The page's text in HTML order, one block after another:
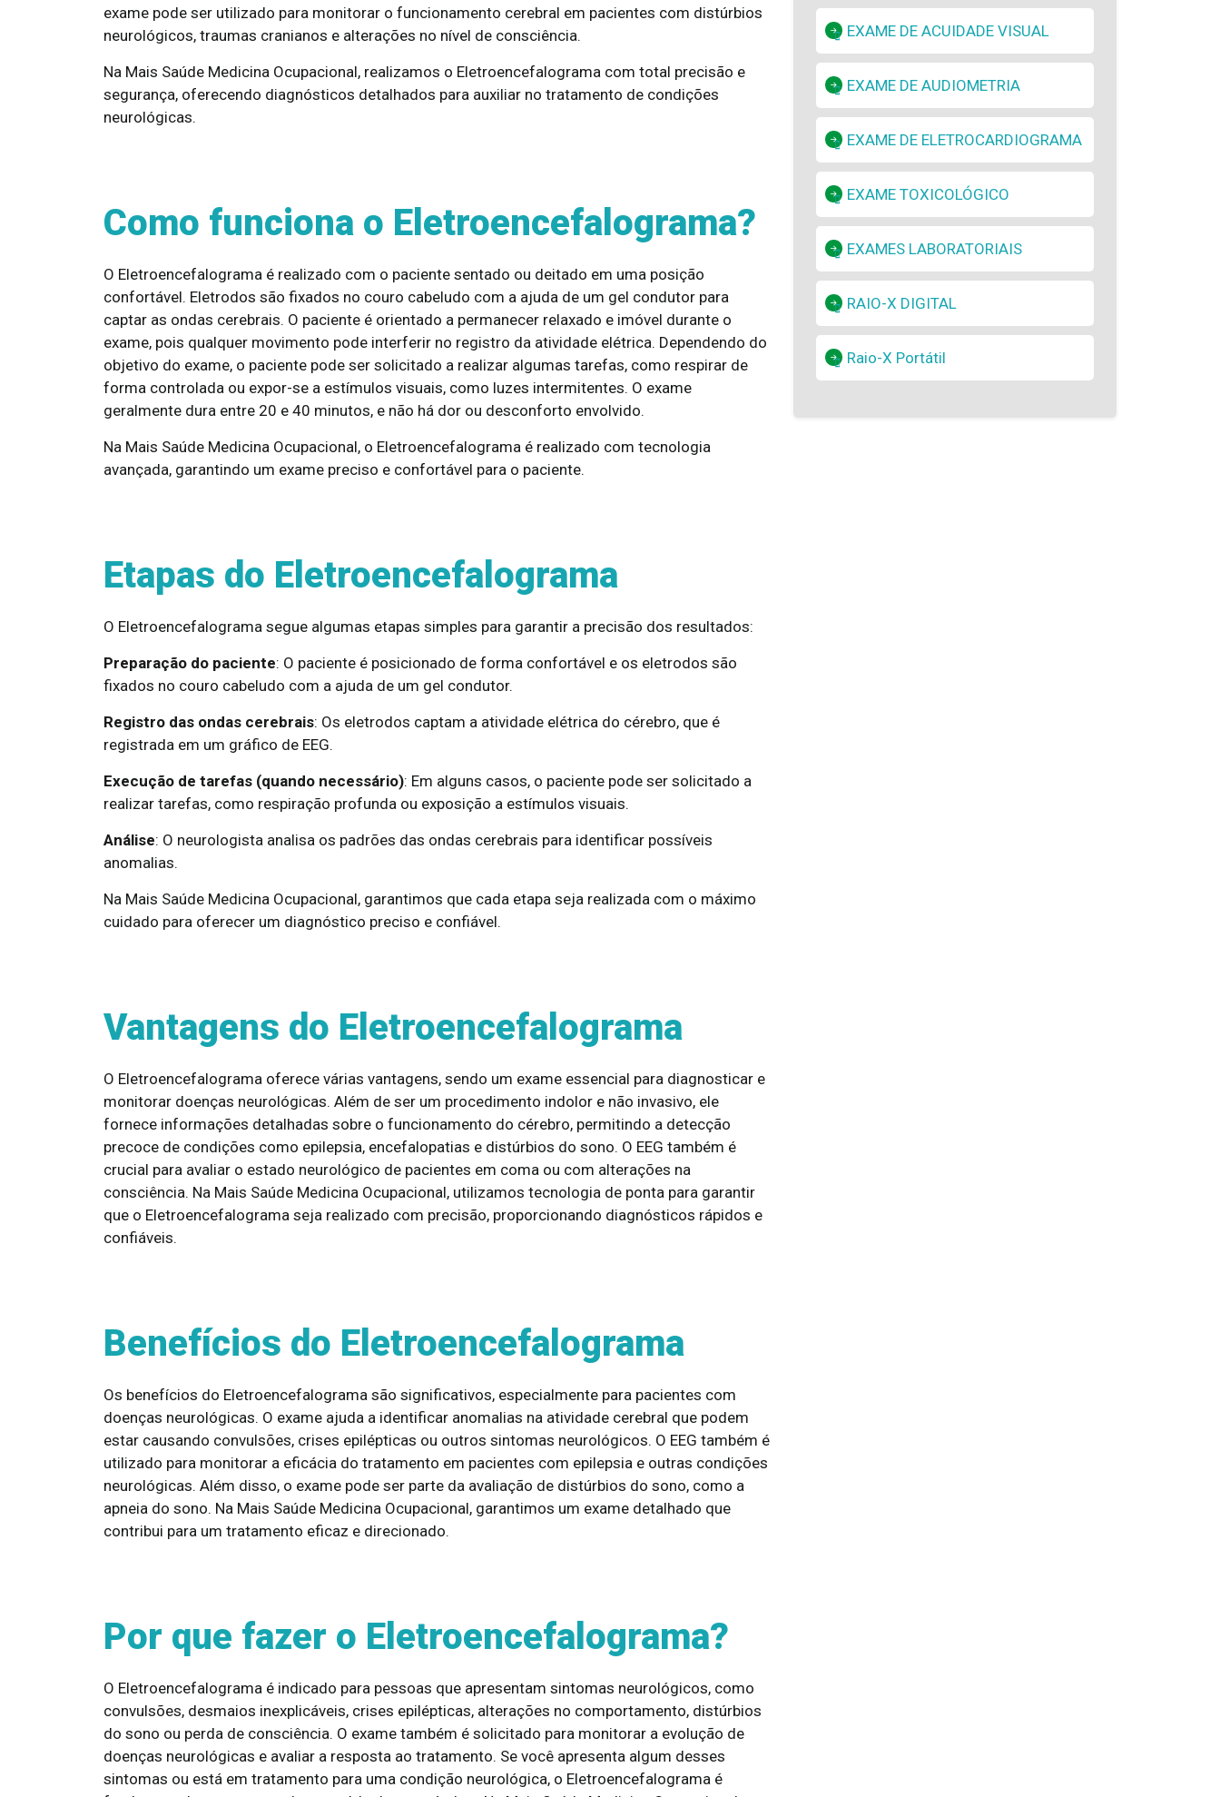
exame pode ser utilizado para monitorar o funcionamento cerebral em pacientes com distúrbios
neurológicos, traumas cranianos e alterações no nível de consciência.
Na Mais Saúde Medicina Ocupacional, realizamos o Eletroencefalograma com total precisão e
segurança, oferecendo diagnósticos detalhados para auxiliar no tratamento de condições
neurológicas.
Como funciona o Eletroencefalograma?
O Eletroencefalograma é realizado com o paciente sentado ou deitado em uma posição
confortável. Eletrodos são fixados no couro cabeludo com a ajuda de um gel condutor para
captar as ondas cerebrais. O paciente é orientado a permanecer relaxado e imóvel durante o
exame, pois qualquer movimento pode interferir no registro da atividade elétrica. Dependendo do
objetivo do exame, o paciente pode ser solicitado a realizar algumas tarefas, como respirar de
forma controlada ou expor-se a estímulos visuais, como luzes intermitentes. O exame
geralmente dura entre 20 e 40 minutos, e não há dor ou desconforto envolvido.
Na Mais Saúde Medicina Ocupacional, o Eletroencefalograma é realizado com tecnologia
avançada, garantindo um exame preciso e confortável para o paciente.
Etapas do Eletroencefalograma
O Eletroencefalograma segue algumas etapas simples para garantir a precisão dos resultados:
Preparação do paciente: O paciente é posicionado de forma confortável e os eletrodos são
fixados no couro cabeludo com a ajuda de um gel condutor.
Registro das ondas cerebrais: Os eletrodos captam a atividade elétrica do cérebro, que é
registrada em um gráfico de EEG.
Execução de tarefas (quando necessário): Em alguns casos, o paciente pode ser solicitado a
realizar tarefas, como respiração profunda ou exposição a estímulos visuais.
Análise: O neurologista analisa os padrões das ondas cerebrais para identificar possíveis
anomalias.
Na Mais Saúde Medicina Ocupacional, garantimos que cada etapa seja realizada com o máximo
cuidado para oferecer um diagnóstico preciso e confiável.
Vantagens do Eletroencefalograma
O Eletroencefalograma oferece várias vantagens, sendo um exame essencial para diagnosticar e
monitorar doenças neurológicas. Além de ser um procedimento indolor e não invasivo, ele
fornece informações detalhadas sobre o funcionamento do cérebro, permitindo a detecção
precoce de condições como epilepsia, encefalopatias e distúrbios do sono. O EEG também é
crucial para avaliar o estado neurológico de pacientes em coma ou com alterações na
consciência. Na Mais Saúde Medicina Ocupacional, utilizamos tecnologia de ponta para garantir
que o Eletroencefalograma seja realizado com precisão, proporcionando diagnósticos rápidos e
confiáveis.
Benefícios do Eletroencefalograma
Os benefícios do Eletroencefalograma são significativos, especialmente para pacientes com
doenças neurológicas. O exame ajuda a identificar anomalias na atividade cerebral que podem
estar causando convulsões, crises epilépticas ou outros sintomas neurológicos. O EEG também é
utilizado para monitorar a eficácia do tratamento em pacientes com epilepsia e outras condições
neurológicas. Além disso, o exame pode ser parte da avaliação de distúrbios do sono, como a
apneia do sono. Na Mais Saúde Medicina Ocupacional, garantimos um exame detalhado que
contribui para um tratamento eficaz e direcionado.
Por que fazer o Eletroencefalograma?
O Eletroencefalograma é indicado para pessoas que apresentam sintomas neurológicos, como
convulsões, desmaios inexplicáveis, crises epilépticas, alterações no comportamento, distúrbios
do sono ou perda de consciência. O exame também é solicitado para monitorar a evolução de
doenças neurológicas e avaliar a resposta ao tratamento. Se você apresenta algum desses
sintomas ou está em tratamento para uma condição neurológica, o Eletroencefalograma é
EXAME DE ACUIDADE VISUAL
EXAME DE AUDIOMETRIA
EXAME DE ELETROCARDIOGRAMA
EXAME TOXICOLÓGICO
EXAMES LABORATORIAIS
RAIO-X DIGITAL
Raio-X Portátil